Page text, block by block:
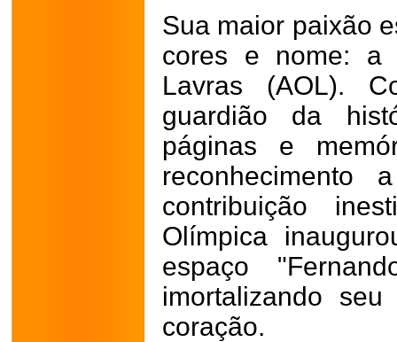
Sua maior paixão
cores e nome: a
Lavras (AOL).
guardião da
páginas e
contribuição
Olímpica
espaço
imortalizando
coração.